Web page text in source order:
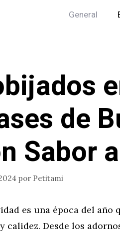
General
de
Sabor
por Petitami
es una época del año
calidez. Desde los